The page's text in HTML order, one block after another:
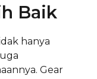
Baik
hanya
Gear